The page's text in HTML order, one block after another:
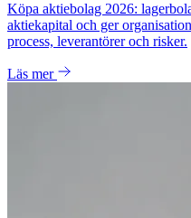
Köpa aktiebolag 2026:
aktiekapital och ger
process, leverantörer och risker.
Läs mer